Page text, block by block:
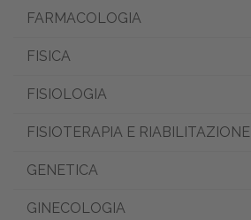
FARMACOLOGIA
FISICA
FISIOLOGIA
FISIOTERAPIA E RIABILITAZIONE
GENETICA
GINECOLOGIA